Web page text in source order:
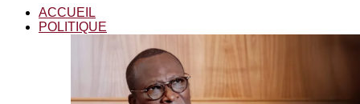
ACCUEIL
POLITIQUE